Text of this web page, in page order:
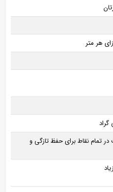
تمام نقاط برای حفظ تازگی و